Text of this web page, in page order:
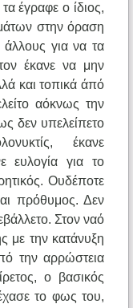
έγραφε ο ίδιος,
στην όραση
για να τα
έκανε να μην
και τοπικά άπό
αόκνως την
δεν υπελείπετο
έκανε
ευλογία για το
Ουδέποτε
πρόθυμος. Δεν
Στον ναό
με την κατάνυξη
την αρρώστεια
ο βασικός
το φως του,